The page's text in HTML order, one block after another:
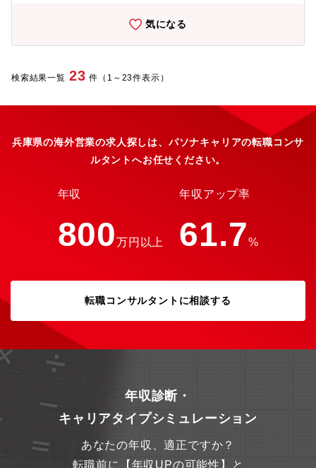
国内出張も東京に最低月1回ペース程度であります。【配属部署】
で競合はいません！★事業の安定性：5つの事業分野が異なってい
るため、1事業の状況により受ける影響が会社として少なく、安定
る製品分野も自動車部品、ガラスメーカー、アクリルパネル、塗
料や接着剤など多岐にわたり、また船底防汚用の塗料に入れる添
加剤は特許商材で世界で同社しか扱う事が出来ません。★福利厚
生も充実：社員食堂無料・実質負担0円の寮制度・有休消化率90％
気になる
検索結果一覧 23 件（1～23件表示）
兵庫県の海外営業の求人探しは、パソナキャリアの転職コンサ
ルタントへお任せください。
年収
800万円以上
年収アップ率
61.7%
転職コンサルタントに相談する
年収診断・
キャリアタイプシミュレーション
あなたの年収、適正ですか？
転職前に【年収UPの可能性】と